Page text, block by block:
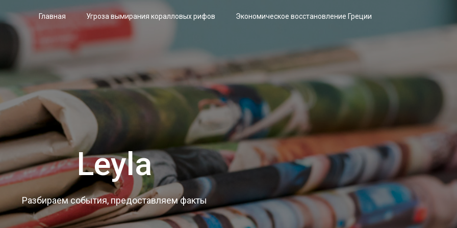
Главная Угроза вымирания коралловых рифов Экономическое восстановление Греции
Leyla
Разбираем события, предоставляем факты